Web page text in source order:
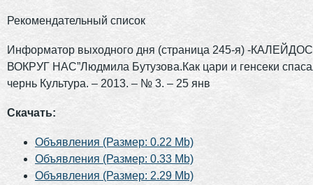
Рекомендательный список
Информатор выходного дня (страница 245-я) -
ВОКРУГ НАС”Людмила Бутузова.Как цари и генсеки
чернь Культура. – 2013. – № 3. – 25 янв
Скачать:
Объявления (Размер: 0.22 Mb)
Объявления (Размер: 0.33 Mb)
Объявления (Размер: 2.29 Mb)